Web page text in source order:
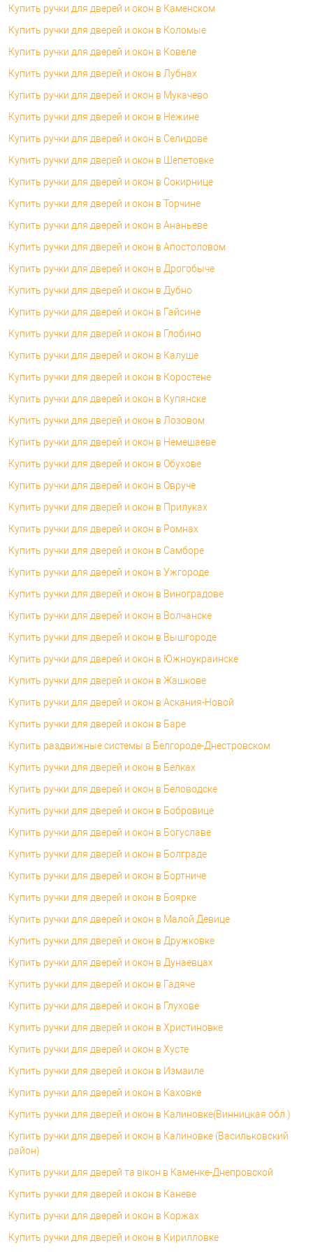
Купить ручки для дверей и окон в Каменском
Купить ручки для дверей и окон в Коломые
Купить ручки для дверей и окон в Ковеле
Купить ручки для дверей и окон в Лубнах
Купить ручки для дверей и окон в Мукачево
Купить ручки для дверей и окон в Нежине
Купить ручки для дверей и окон в Селидове
Купить ручки для дверей и окон в Шепетовке
Купить ручки для дверей и окон в Сокирнице
Купить ручки для дверей и окон в Торчине
Купить ручки для дверей и окон в Ананьеве
Купить ручки для дверей и окон в Апостоловом
Купить ручки для дверей и окон в Дрогобыче
Купить ручки для дверей и окон в Дубно
Купить ручки для дверей и окон в Гайсине
Купить ручки для дверей и окон в Глобино
Купить ручки для дверей и окон в Калуше
Купить ручки для дверей и окон в Коростене
Купить ручки для дверей и окон в Купянске
Купить ручки для дверей и окон в Лозовом
Купить ручки для дверей и окон в Немешаеве
Купить ручки для дверей и окон в Обухове
Купить ручки для дверей и окон в Овруче
Купить ручки для дверей и окон в Прилуках
Купить ручки для дверей и окон в Ромнах
Купить ручки для дверей и окон в Самборе
Купить ручки для дверей и окон в Ужгороде
Купить ручки для дверей и окон в Виноградове
Купить ручки для дверей и окон в Волчанске
Купить ручки для дверей и окон в Вышгороде
Купить ручки для дверей и окон в Южноукраинске
Купить ручки для дверей и окон в Жашкове
Купить ручки для дверей и окон в Аскания-Новой
Купить ручки для дверей и окон в Баре
Купить раздвижные системы в Белгороде-Днестровском
Купить ручки для дверей и окон в Белках
Купить ручки для дверей и окон в Беловодске
Купить ручки для дверей и окон в Бобровице
Купить ручки для дверей и окон в Богуславе
Купить ручки для дверей и окон в Болграде
Купить ручки для дверей и окон в Бортниче
Купить ручки для дверей и окон в Боярке
Купить ручки для дверей и окон в Малой Девице
Купить ручки для дверей и окон в Дружковке
Купить ручки для дверей и окон в Дунаевцах
Купить ручки для дверей и окон в Гадяче
Купить ручки для дверей и окон в Глухове
Купить ручки для дверей и окон в Христиновке
Купить ручки для дверей и окон в Хусте
Купить ручки для дверей и окон в Измаиле
Купить ручки для дверей и окон в Каховке
Купить ручки для дверей и окон в Калиновке(Винницкая обл.)
Купить ручки для дверей и окон в Калиновке (Васильковский
район)
Купить ручки для дверей та вікон в Каменке-Днепровской
Купить ручки для дверей и окон в Каневе
Купить ручки для дверей и окон в Коржах
Купить ручки для дверей и окон в Кирилловке